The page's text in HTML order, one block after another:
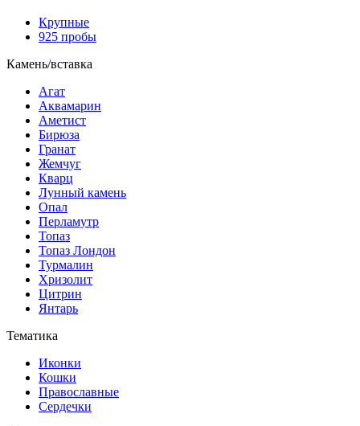
Крупные
925 пробы
Камень/вставка
Агат
Аквамарин
Аметист
Бирюза
Гранат
Жемчуг
Кварц
Лунный камень
Опал
Перламутр
Топаз
Топаз Лондон
Турмалин
Хризолит
Цитрин
Янтарь
Тематика
Иконки
Кошки
Православные
Сердечки